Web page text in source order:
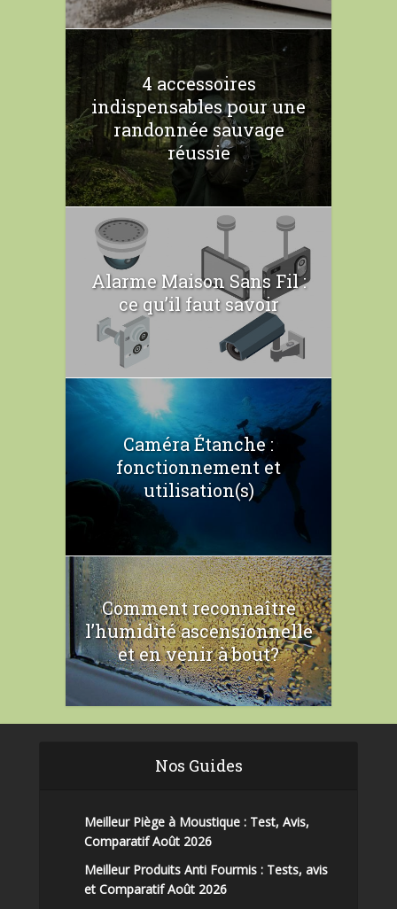
4 accessoires
indispensables pour une
randonnée sauvage
réussie
Alarme Maison Sans Fil :
ce qu’il faut savoir
Caméra Étanche :
fonctionnement et
utilisation(s)
Comment reconnaître
l’humidité ascensionnelle
et en venir à bout?
Nos Guides
Meilleur Piège à Moustique : Test, Avis,
Comparatif Août 2026
Meilleur Produits Anti Fourmis : Tests, avis
et Comparatif Août 2026